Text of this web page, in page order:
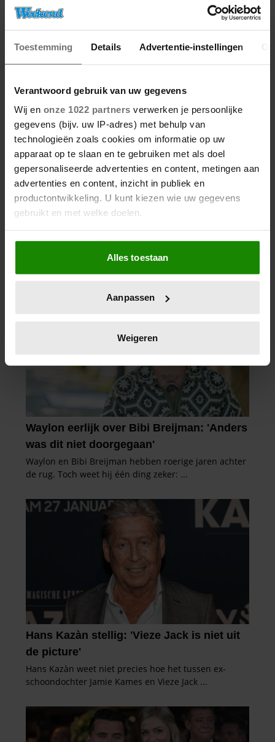
Toestemming Details Advertentie-instellingen
Verantwoord gebruik van uw gegevens
Wij en onze 1022 partners verwerken je persoonlijke
gegevens (bijv. uw IP-adres) met behulp van
technologieën zoals cookies om informatie op uw
apparaat op te slaan en te gebruiken met als doel
gepersonaliseerde advertenties en content, metingen aan
advertenties en content, inzicht in publiek en
productontwikkeling. U kunt kiezen wie uw gegevens
gebruikt en met welke doelen.
Als u het toestaat, willen we ook graag:
Informatie verzamelen over uw geografische
locatie, die tot een paar meter nauwkeurig kan zijn
scannen op specifieke eigenschappen (fingerprinting)
verwerkt en stel uw voorkeuren in het
intrekken in de Cookieverklaring.
We gebruiken cookies om content en advertenties te
personaliseren, om functies voor social media te bieden
en om ons websiteverkeer te analyseren. Ook delen we
informatie over uw gebruik van onze site met onze
partners voor social media, adverteren en analyse. Deze
partners kunnen deze gegevens combineren met andere
informatie die u aan ze heeft verstrekt of die ze hebben
verzameld op basis van uw gebruik van hun services. U
gaat akkoord met onze cookies als u onze website blijft
Alles toestaan
Aanpassen
Weigeren